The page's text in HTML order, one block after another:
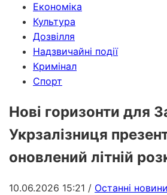
Економіка
Культура
Дозвілля
Надзвичайні події
Кримінал
Спорт
Нові горизонти для
Укрзалізниця
оновлений літній
10.06.2026 15:21 / Останні новини